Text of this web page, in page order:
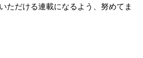
ただける連載になるよう、努めてま